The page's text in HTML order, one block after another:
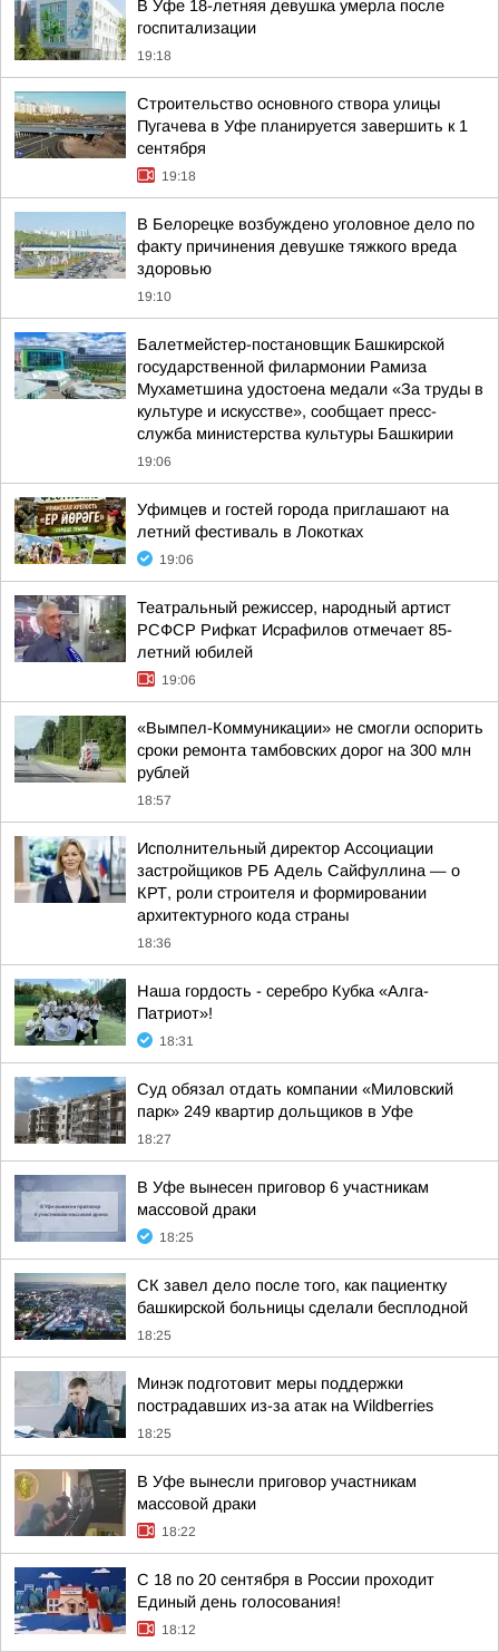
В Уфе 18-летняя девушка умерла после
госпитализации
19:18
Строительство основного створа улицы
Пугачева в Уфе планируется завершить к 1
сентября
19:18
В Белорецке возбуждено уголовное дело по
факту причинения девушке тяжкого вреда
здоровью
19:10
Балетмейстер-постановщик Башкирской
государственной филармонии Рамиза
Мухаметшина удостоена медали «За труды в
культуре и искусстве», сообщает пресс-
служба министерства культуры Башкирии
19:06
Уфимцев и гостей города приглашают на
летний фестиваль в Локотках
19:06
Театральный режиссер, народный артист
РСФСР Рифкат Исрафилов отмечает 85-
летний юбилей
19:06
«Вымпел-Коммуникации» не смогли оспорить
сроки ремонта тамбовских дорог на 300 млн
рублей
18:57
Исполнительный директор Ассоциации
застройщиков РБ Адель Сайфуллина — о
КРТ, роли строителя и формировании
архитектурного кода страны
18:36
Наша гордость - серебро Кубка «Алга-
Патриот»!
18:31
Суд обязал отдать компании «Миловский
парк» 249 квартир дольщиков в Уфе
18:27
В Уфе вынесен приговор 6 участникам
массовой драки
18:25
СК завел дело после того, как пациентку
башкирской больницы сделали бесплодной
18:25
Минэк подготовит меры поддержки
пострадавших из-за атак на Wildberries
18:25
В Уфе вынесли приговор участникам
массовой драки
18:22
С 18 по 20 сентября в России проходит
Единый день голосования!
18:12